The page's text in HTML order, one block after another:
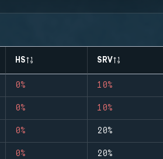
HS SRV
0% 10%
0% 10%
0% 20%
0% 20%